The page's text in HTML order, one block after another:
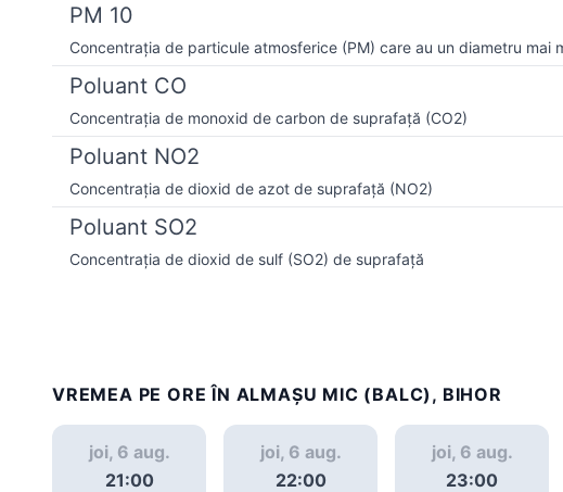
PM 10
Concentrația de particule atmosferice (PM) care au un diametru mai
Poluant CO
Concentrația de monoxid de carbon de suprafață (CO2)
Poluant NO2
Concentrația de dioxid de azot de suprafață (NO2)
Poluant SO2
Concentrația de dioxid de sulf (SO2) de suprafață
VREMEA PE ORE ÎN ALMAŞU MIC (BALC), BIHOR
joi, 6 aug.
21:00
joi, 6 aug.
22:00
joi, 6 aug.
23:00